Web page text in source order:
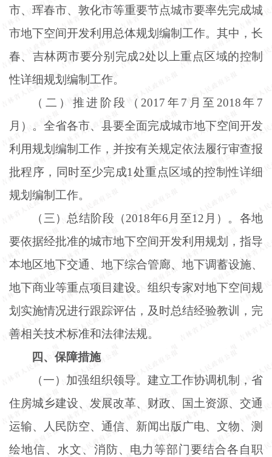
市、珲春市、敦化市等重要节点城市要率先完成城
市地下空间开发利用总体规划编制工作。其中，长
春、吉林两市要分别完成2处以上重点区域的控制
性详细规划编制工作。
（二）推进阶段（ 2017年7月至2018年7
月）。全省各市、县要全面完成城市地下空间开发
利用规划编制工作，并按有关规定依法履行审查报
批程序，同时至少完成1处重点区域的控制性详细
规划编制工作。
（三）总结阶段（2018年6月至12月）。各地
要依据经批准的城市地下空间开发利用规划，指导
本地区地下交通、地下综合管廊、地下调蓄设施、
地下商业等重点项目建设。组织专家对地下空间规
划实施情况进行跟踪评估，及时总结经验教训，完
善相关技术标准和法律法规。
四、保障措施
（一）加强组织领导。建立工作协调机制，省
住房城乡建设、发展改革、财政、国土资源、交通
运输、人民防空、通信、新闻出版广电、文物、测
绘地信、水文、消防、电力等部门要结合各自职